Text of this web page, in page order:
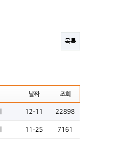
목록
날짜 조회
12-11 22898
11-25 7161